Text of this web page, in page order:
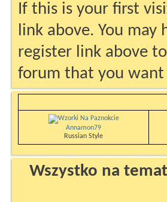
If this is your first
link above. You may
register link above
forum that you
Annamon79
Russian Style
Wszystko na